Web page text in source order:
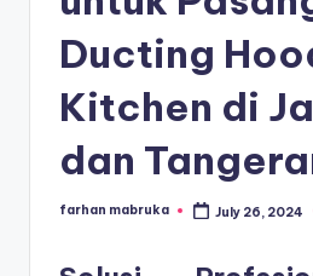
Ducting
Kitchen di
dan
Posted
farhan mabruka July 26, 2024